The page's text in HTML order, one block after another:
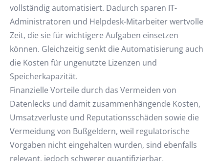
vollständig automatisiert. Dadurch sparen IT-
Administratoren und Helpdesk-Mitarbeiter wertvolle
Zeit, die sie für wichtigere Aufgaben einsetzen
können. Gleichzeitig senkt die Automatisierung auch
die Kosten für ungenutzte Lizenzen und
Speicherkapazität.
Finanzielle Vorteile durch das Vermeiden von
Datenlecks und damit zusammenhängende Kosten,
Umsatzverluste und Reputationsschäden sowie die
Vermeidung von Bußgeldern, weil regulatorische
Vorgaben nicht eingehalten wurden, sind ebenfalls
relevant, jedoch schwerer quantifizierbar.